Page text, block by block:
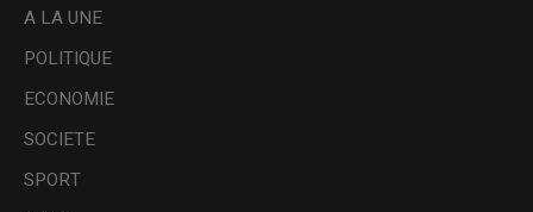
A LA UNE
POLITIQUE
ECONOMIE
SOCIETE
SPORT